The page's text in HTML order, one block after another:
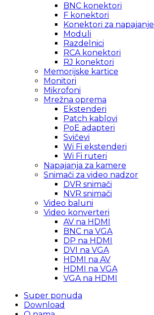
BNC konektori
F konektori
Konektori za napajanje
Moduli
Razdelnici
RCA konektori
RJ konektori
Memorijske kartice
Monitori
Mikrofoni
Mrežna oprema
Ekstenderi
Patch kablovi
PoE adapteri
Svičevi
Wi Fi ekstenderi
Wi Fi ruteri
Napajanja za kamere
Snimači za video nadzor
DVR snimači
NVR snimači
Video baluni
Video konverteri
AV na HDMI
BNC na VGA
DP na HDMI
DVI na VGA
HDMI na AV
HDMI na VGA
VGA na HDMI
Super ponuda
Download